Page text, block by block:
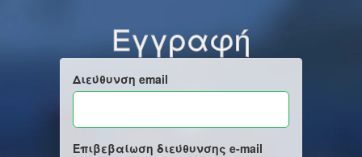
Εγγραφή
Διεύθυνση email
Επιβεβαίωση διεύθυνσης e-mail